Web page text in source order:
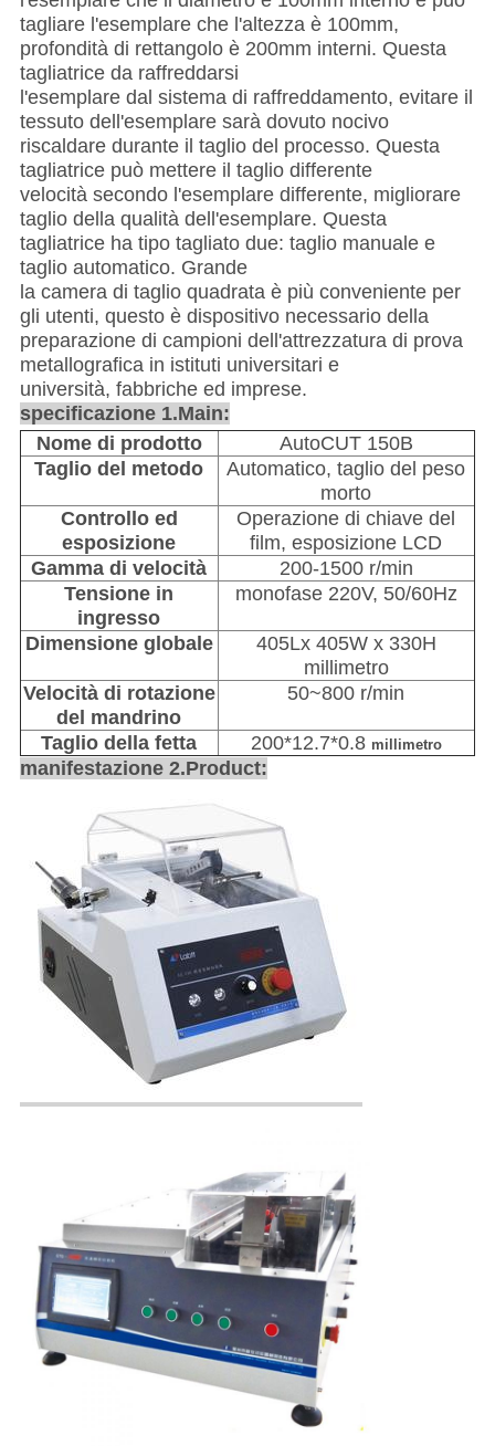
tagliare l'esemplare che l'altezza è 100mm,
profondità di rettangolo è 200mm interni. Questa
tagliatrice da raffreddarsi
l'esemplare dal sistema di raffreddamento, evitare il
tessuto dell'esemplare sarà dovuto nocivo
riscaldare durante il taglio del processo. Questa
tagliatrice può mettere il taglio differente
velocità secondo l'esemplare differente, migliorare
taglio della qualità dell'esemplare. Questa
tagliatrice ha tipo tagliato due: taglio manuale e
taglio automatico. Grande
la camera di taglio quadrata è più conveniente per
gli utenti, questo è dispositivo necessario della
preparazione di campioni dell'attrezzatura di prova
metallografica in istituti universitari e
università, fabbriche ed imprese.
specificazione 1.Main:
Nome di prodotto
AutoCUT 150B
Taglio del metodo
Automatico, taglio del peso
morto
Controllo ed
esposizione
Operazione di chiave del
film, esposizione LCD
Gamma di velocità
200-1500 r/min
Tensione in
ingresso
monofase 220V, 50/60Hz
Dimensione globale
405Lx 405W x 330H
millimetro
Velocità di rotazione
del mandrino
50~800 r/min
Taglio della fetta 200*12.7*0.8 millimetro
manifestazione 2.Product: